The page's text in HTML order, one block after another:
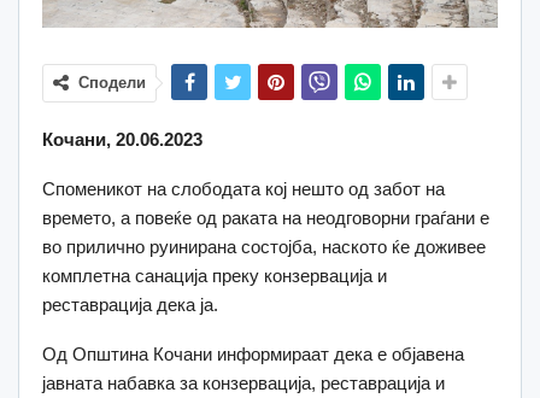
Сподели
Кочани, 20.06.2023
Споменикот на слободата кој нешто од забот на
времето, а повеќе од раката на неодговорни граѓани е
во прилично руинирана состојба, наското ќе доживее
комплетна санација преку конзервација и
реставрација дека ја.
Од Општина Кочани информираат дека е објавена
јавната набавка за конзервација, реставрација и